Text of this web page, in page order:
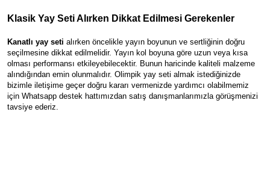
Klasik Yay Seti Alırken Dikkat Edilmesi Gerekenler
Kanatlı yay seti alırken öncelikle yayın boyunun ve sertliğinin doğru
seçilmesine dikkat edilmelidir. Yayın kol boyuna göre uzun veya kısa
olması performansı etkileyebilecektir. Bunun haricinde kaliteli malzeme
alındığından emin olunmalıdır. Olimpik yay seti almak istediğinizde
bizimle iletişime geçer doğru kararı vermenizde yardımcı olabilmemiz
için Whatsapp destek hattımızdan satış danışmanlarımızla görüşmenizi
tavsiye ederiz.